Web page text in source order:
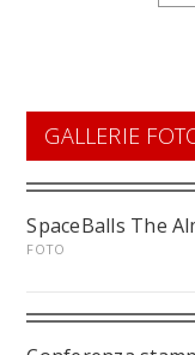
GALLERIE
SpaceBalls The
FOTO